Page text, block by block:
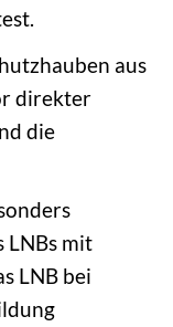
aus
direkter
die
LNBs mit
LNB bei